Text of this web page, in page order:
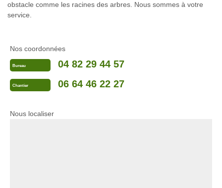
obstacle comme les racines des arbres. Nous sommes à votre
service.
Nos coordonnées
Bureau 04 82 29 44 57
Chantier 06 64 46 22 27
Nous localiser